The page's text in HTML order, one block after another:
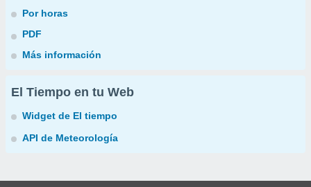
Por horas
PDF
Más información
El Tiempo en tu Web
Widget de El tiempo
API de Meteorología